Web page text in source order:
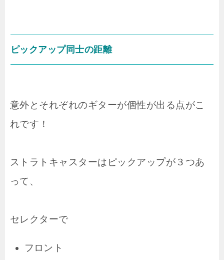
ピックアップ同士の距離
意外とそれぞれのギターが個性が出る点がこ
れです！
ストラトキャスターはピックアップが３つあ
って、
セレクターで
フロント